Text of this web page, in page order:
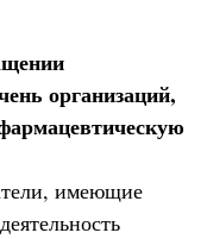
организаций,
имеющие